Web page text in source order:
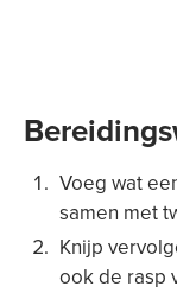
Voeg wat
samen met
Knijp
ook de rasp